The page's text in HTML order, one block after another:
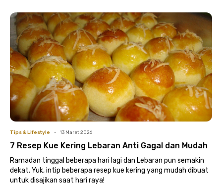
Tips & Lifestyle • 13 Maret 2026
7 Resep Kue Kering Lebaran Anti Gagal dan Mudah
Ramadan tinggal beberapa hari lagi dan Lebaran pun semakin
dekat. Yuk, intip beberapa resep kue kering yang mudah dibuat
untuk disajikan saat hari raya!